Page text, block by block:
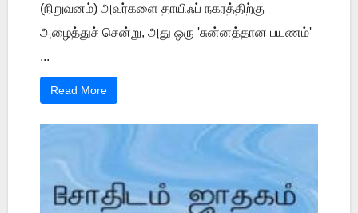
(நிறுவனம்) அவர்களை தாயிஃப் நகரத்திற்கு
அழைத்துச் சென்று, அது ஒரு 'சுன்னத்தான பயணம்'
...
Read More